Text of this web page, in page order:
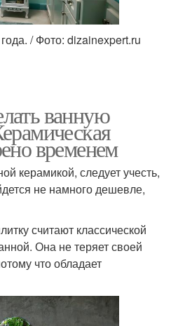
/ Фото: dizainexpert.ru
ванную
временем
керамикой, следует учесть,
не намного дешевле,
считают классической
Она не теряет своей
что обладает